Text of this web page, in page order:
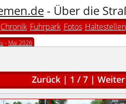
- Über die
Chronik Fuhrpark Fotos Haltestellen
- Mai 2026
Zurück | 1 / 7 | Weiter